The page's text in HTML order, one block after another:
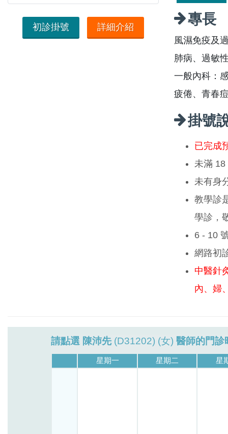
初診掛號 詳細介紹 專長
風濕免疫及
肺病、過敏
一般內科：
疲倦、青春
掛號
已完成
未滿 18
未有身
教學診
學診，
6 - 10
網路初
中醫針
內、婦